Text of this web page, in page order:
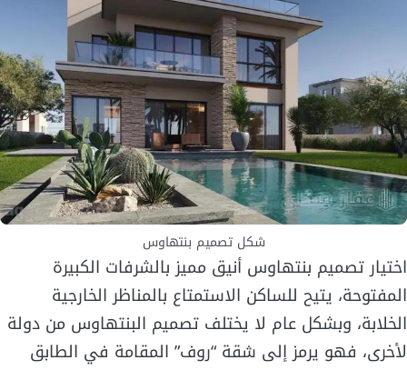
شكل تصميم بنتهاوس
اختيار تصميم بنتهاوس أنيق مميز بالشرفات الكبيرة
المفتوحة، يتيح للساكن الاستمتاع بالمناظر الخارجية
الخلابة، وبشكل عام لا يختلف تصميم البنتهاوس من دولة
لأخرى، فهو يرمز إلى شقة “روف” المقامة في الطابق